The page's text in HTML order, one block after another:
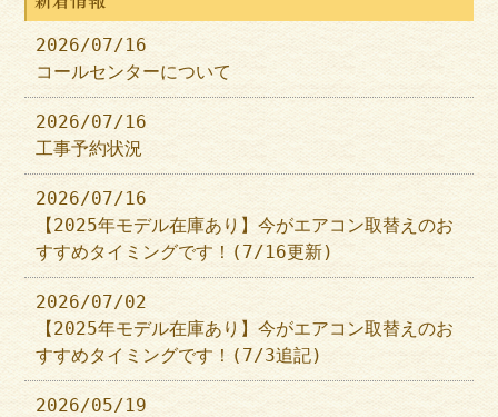
2026/07/16
コールセンターについて
2026/07/16
工事予約状況
2026/07/16
【2025年モデル在庫あり】今がエアコン取替えのお
すすめタイミングです！(7/16更新)
2026/07/02
【2025年モデル在庫あり】今がエアコン取替えのお
すすめタイミングです！(7/3追記)
2026/05/19